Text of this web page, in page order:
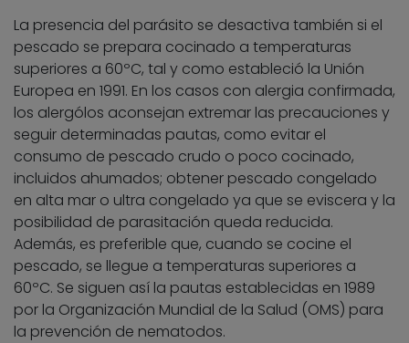
La presencia del parásito se desactiva también si el
pescado se prepara cocinado a temperaturas
superiores a 60ºC, tal y como estableció la Unión
Europea en 1991. En los casos con alergia confirmada,
los alergólos aconsejan extremar las precauciones y
seguir determinadas pautas, como evitar el
consumo de pescado crudo o poco cocinado,
incluidos ahumados; obtener pescado congelado
en alta mar o ultra congelado ya que se eviscera y la
posibilidad de parasitación queda reducida.
Además, es preferible que, cuando se cocine el
pescado, se llegue a temperaturas superiores a
60ºC. Se siguen así la pautas establecidas en 1989
por la Organización Mundial de la Salud (OMS) para
la prevención de nematodos.